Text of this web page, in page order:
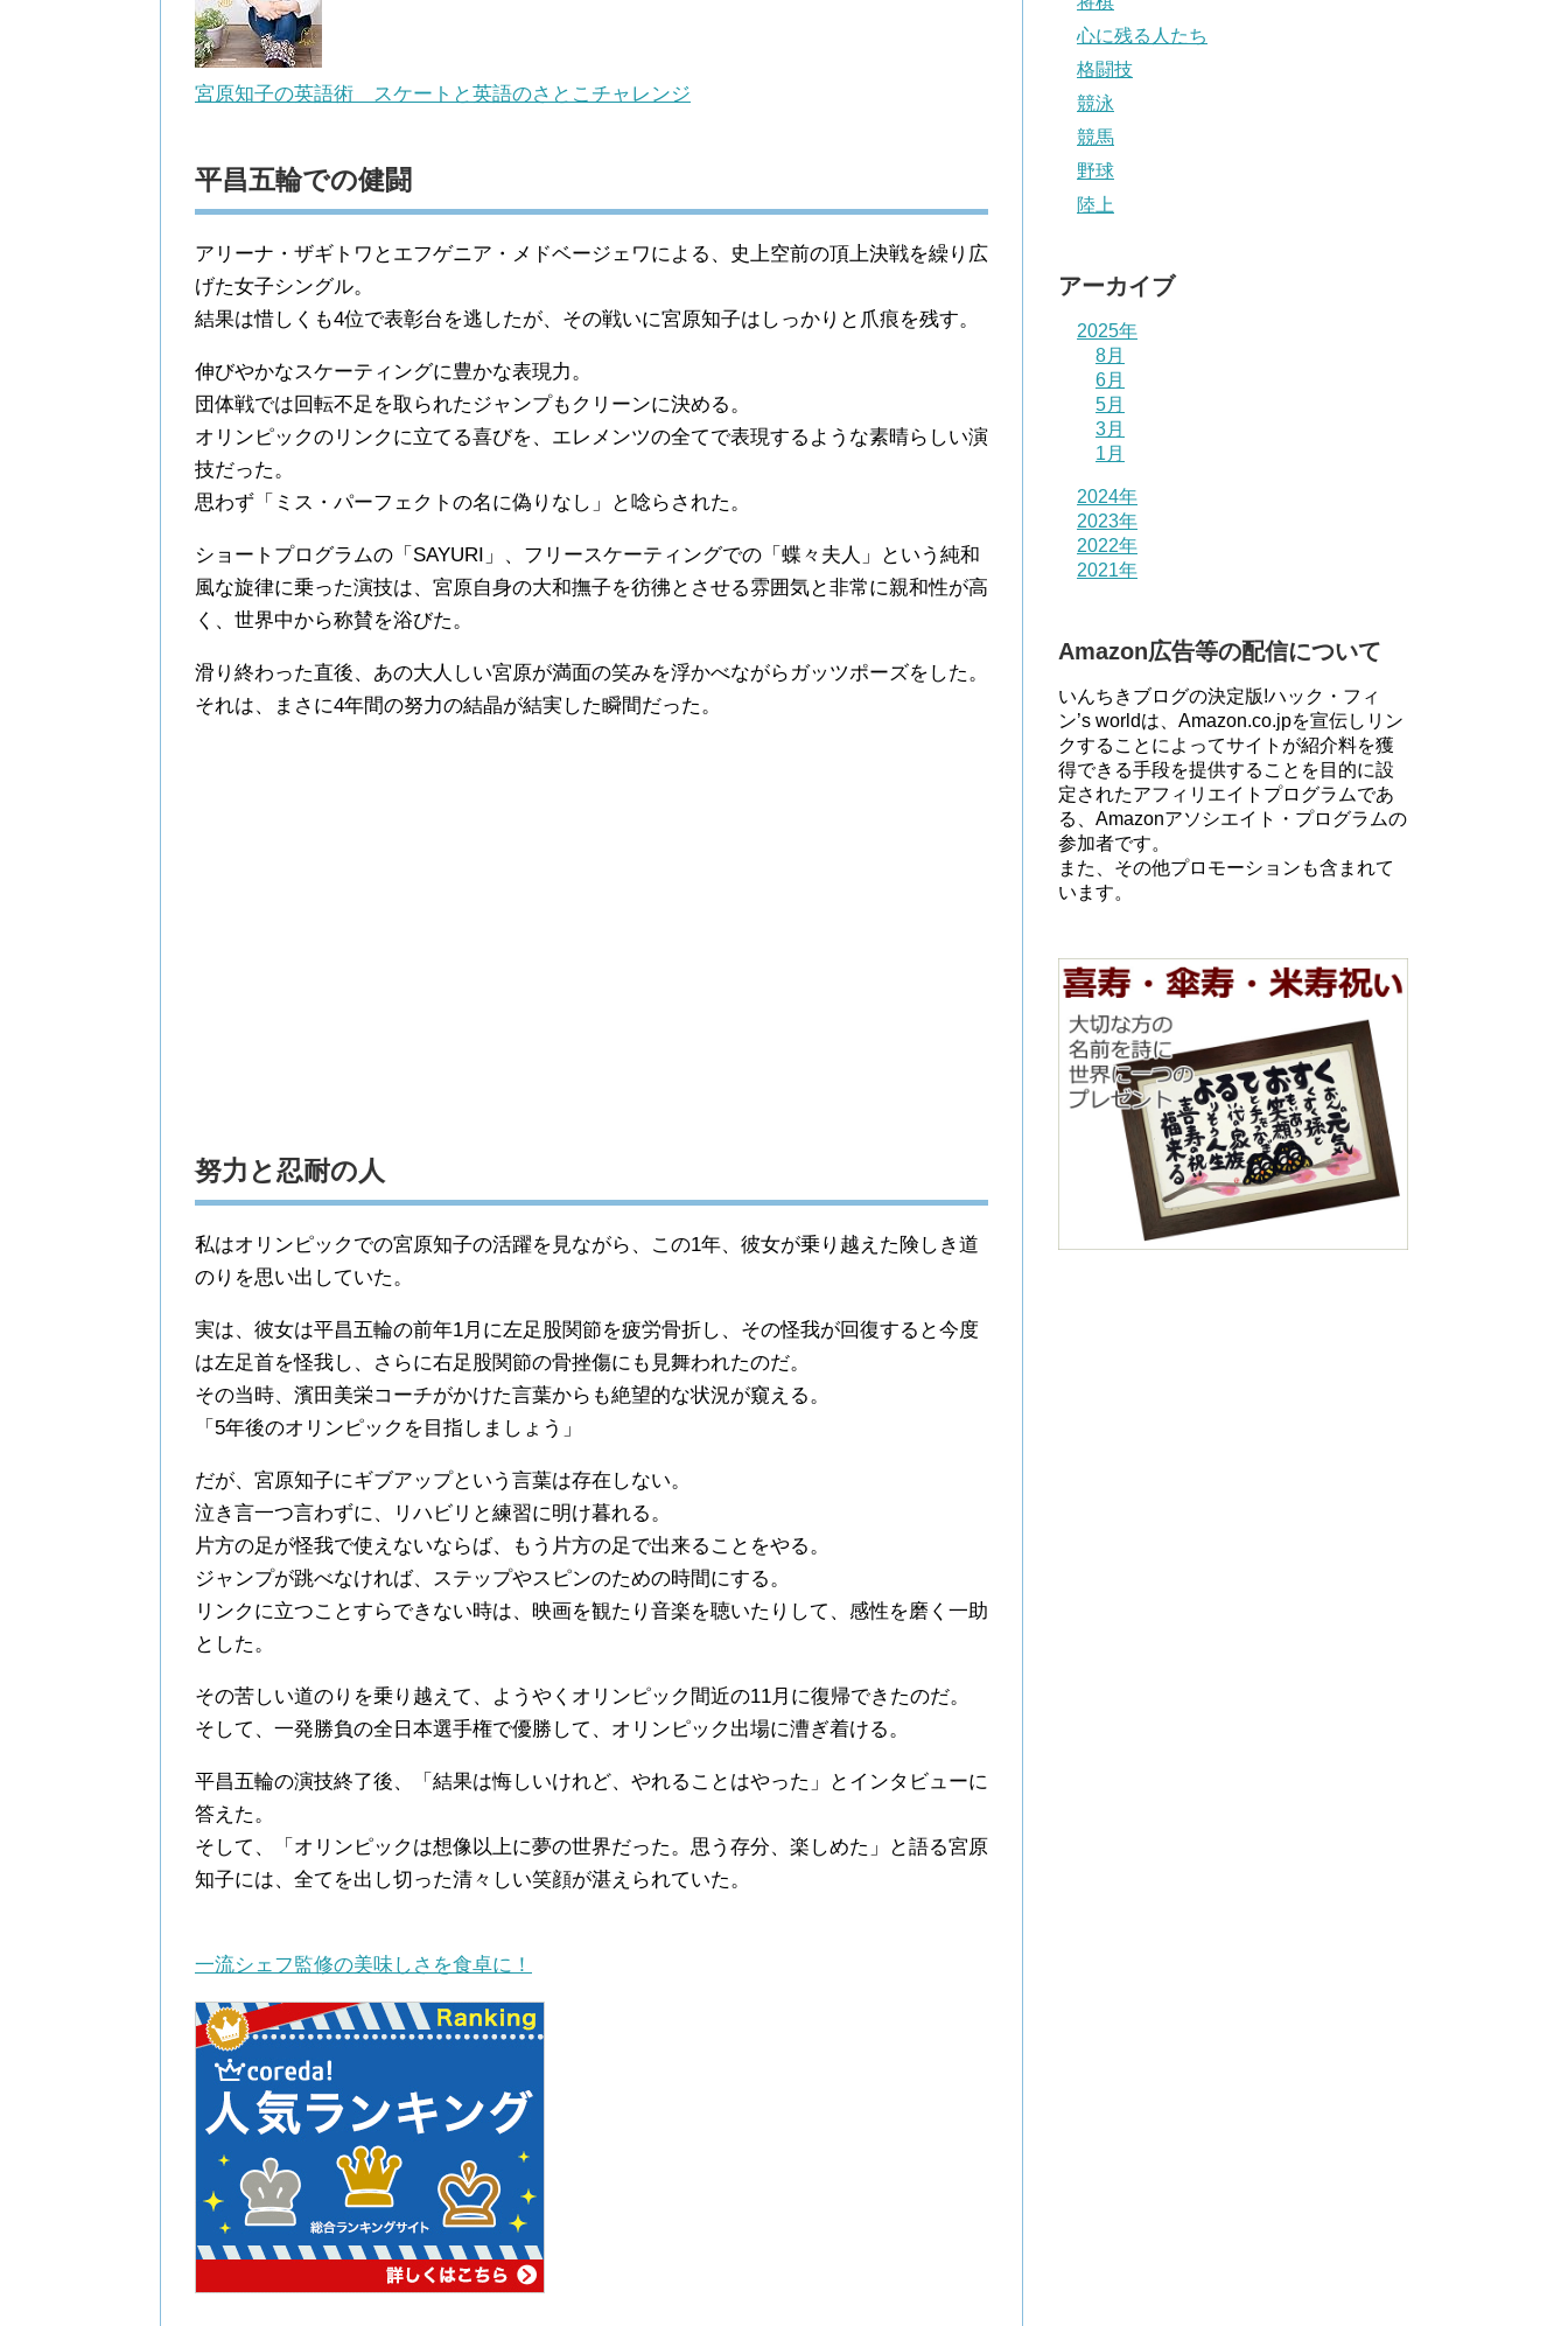
宮原知子の英語術 スケートと英語のさとこチャレンジ
平昌五輪での健闘
アリーナ・ザギトワとエフゲニア・メドベージェワによる、史上空前の頂上決戦を繰り広
げた女子シングル。
結果は惜しくも4位で表彰台を逃したが、その戦いに宮原知子はしっかりと爪痕を残す。
伸びやかなスケーティングに豊かな表現力。
団体戦では回転不足を取られたジャンプもクリーンに決める。
オリンピックのリンクに立てる喜びを、エレメンツの全てで表現するような素晴らしい演
技だった。
思わず「ミス・パーフェクトの名に偽りなし」と唸らされた。
ショートプログラムの「SAYURI」、フリースケーティングでの「蝶々夫人」という純和
風な旋律に乗った演技は、宮原自身の大和撫子を彷彿とさせる雰囲気と非常に親和性が高
く、世界中から称賛を浴びた。
滑り終わった直後、あの大人しい宮原が満面の笑みを浮かべながらガッツポーズをした。
それは、まさに4年間の努力の結晶が結実した瞬間だった。
努力と忍耐の人
私はオリンピックでの宮原知子の活躍を見ながら、この1年、彼女が乗り越えた険しき道
のりを思い出していた。
実は、彼女は平昌五輪の前年1月に左足股関節を疲労骨折し、その怪我が回復すると今度
は左足首を怪我し、さらに右足股関節の骨挫傷にも見舞われたのだ。
その当時、濱田美栄コーチがかけた言葉からも絶望的な状況が窺える。
「5年後のオリンピックを目指しましょう」
だが、宮原知子にギブアップという言葉は存在しない。
泣き言一つ言わずに、リハビリと練習に明け暮れる。
片方の足が怪我で使えないならば、もう片方の足で出来ることをやる。
ジャンプが跳べなければ、ステップやスピンのための時間にする。
リンクに立つことすらできない時は、映画を観たり音楽を聴いたりして、感性を磨く一助
とした。
その苦しい道のりを乗り越えて、ようやくオリンピック間近の11月に復帰できたのだ。
そして、一発勝負の全日本選手権で優勝して、オリンピック出場に漕ぎ着ける。
平昌五輪の演技終了後、「結果は悔しいけれど、やれることはやった」とインタビューに
答えた。
そして、「オリンピックは想像以上に夢の世界だった。思う存分、楽しめた」と語る宮原
知子には、全てを出し切った清々しい笑顔が湛えられていた。
一流シェフ監修の美味しさを食卓に！
心に残る人たち
格闘技
競泳
競馬
野球
陸上
アーカイブ
2025年
8月
6月
5月
3月
1月
2024年
2023年
2022年
2021年
Amazon広告等の配信について
いんちきブログの決定版!ハック・フィ
ン’s worldは、Amazon.co.jpを宣伝しリン
クすることによってサイトが紹介料を獲
得できる手段を提供することを目的に設
定されたアフィリエイトプログラムであ
る、Amazonアソシエイト・プログラムの
参加者です。
また、その他プロモーションも含まれて
います。